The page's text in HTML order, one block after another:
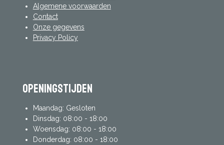
Algemene voorwaarden
Contact
Onze gegevens
Privacy Policy
Openingstijden
Maandag: Gesloten
Dinsdag: 08:00 - 18:00
Woensdag: 08:00 - 18:00
Donderdag: 08:00 - 18:00